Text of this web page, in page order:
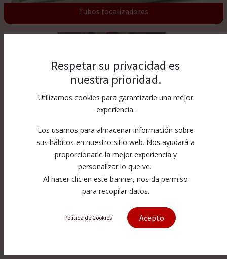
Tubos focalizadores
Cabezal
On/Off Valve Parts
Bleed Down Valve Parts
Respetar su privacidad es
nuestra prioridad.
Utilizamos cookies para garantizarle una mejor
experiencia.
Los usamos para almacenar información sobre
sus hábitos en nuestro sitio web. Nos ayudará a
proporcionarle la mejor experiencia y
personalizar lo que ve.
Al hacer clic en este banner, nos da permiso
para recopilar datos.
Política de Cookies Acepto